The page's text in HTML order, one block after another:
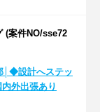
(案件NO/sse72
│◆設計へステッ
外出張あり